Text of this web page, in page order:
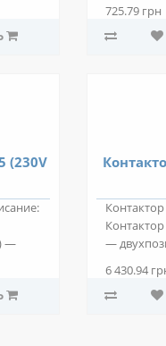
725.79 грн
(230V
—
—
6 430.94